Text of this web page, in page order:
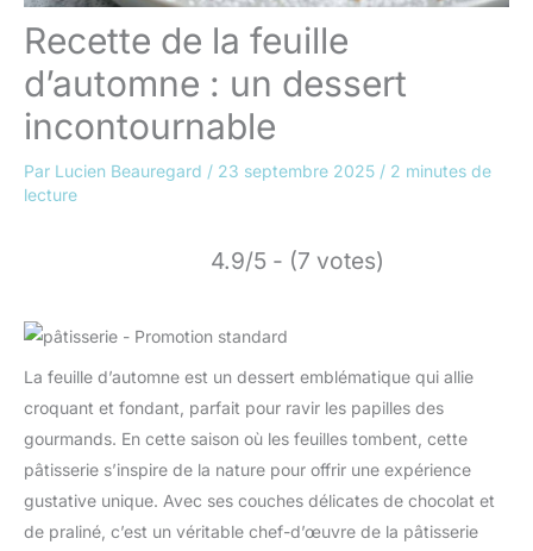
Recette de la feuille
d’automne : un dessert
incontournable
Par Lucien Beauregard / 23 septembre 2025 / 2 minutes de
lecture
4.9/5 - (7 votes)
La feuille d’automne est un dessert emblématique qui allie
croquant et fondant, parfait pour ravir les papilles des
gourmands. En cette saison où les feuilles tombent, cette
pâtisserie s’inspire de la nature pour offrir une expérience
gustative unique. Avec ses couches délicates de chocolat et
de praliné, c’est un véritable chef-d’œuvre de la pâtisserie